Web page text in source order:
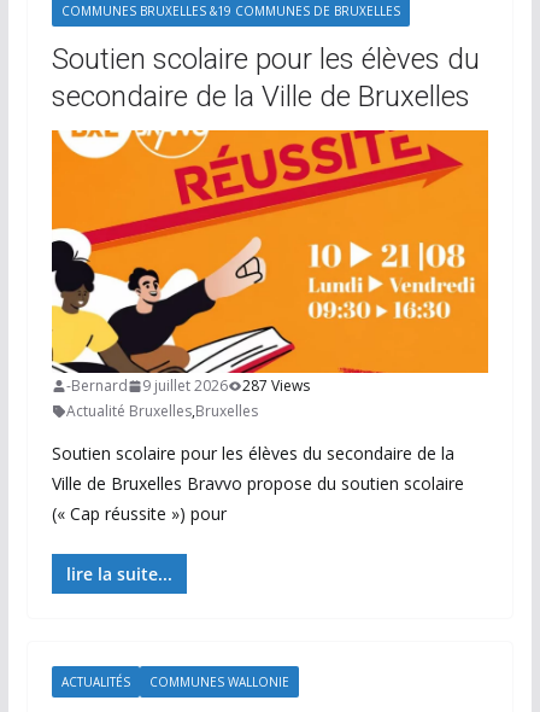
COMMUNES BRUXELLES &19 COMMUNES DE BRUXELLES
Soutien scolaire pour les élèves du
secondaire de la Ville de Bruxelles
-Bernard 9 juillet 2026
287 Views
Actualité Bruxelles,Bruxelles
Soutien scolaire pour les élèves du secondaire de la
Ville de Bruxelles Bravvo propose du soutien scolaire
(« Cap réussite ») pour
lire la suite...
ACTUALITÉS COMMUNES WALLONIE